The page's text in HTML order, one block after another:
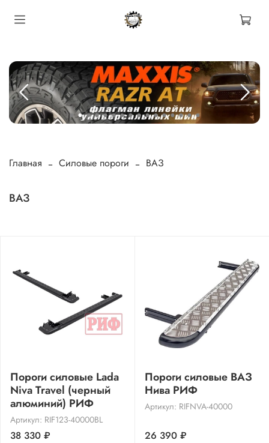
Главная Силовые пороги ВАЗ
ВАЗ
Пороги силовые Lada
Niva Travel (черный
алюминий) РИФ
Артикул: RIF123-40000BL
38 330 ₽
Пороги силовые ВАЗ
Нива РИФ
Артикул: RIFNVA-40000
26 390 ₽